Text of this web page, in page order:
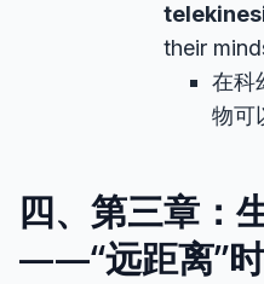
their
在科
物可
四、第三章：
——“远距离”